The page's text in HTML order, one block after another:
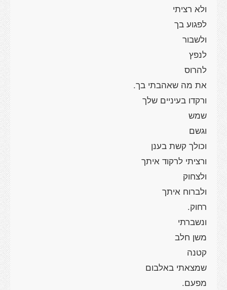
ולא רציתי
לפגוע בך
ולשבור
לנפץ
להרוס
את מה שאהבתי בך.
ורקדו בעיניים שלך
שמש
וגשם
וכולך קשת בענן
ורציתי לרקוד איתך
ולצחוק
ולברוח איתך
רחוק.
ונשברתי
משן חלב
קטנה
שמצאתי באלבום
מפעם.